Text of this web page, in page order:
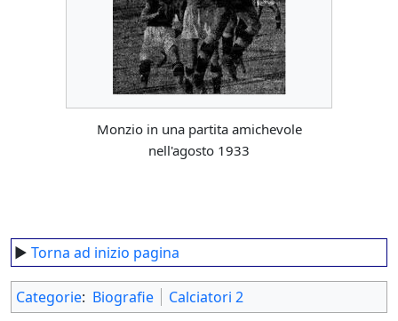
Monzio in una partita amichevole
nell'agosto 1933
► Torna ad inizio pagina
Categorie: Biografie Calciatori 2